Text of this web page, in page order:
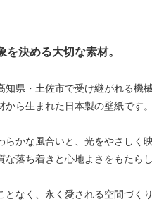
決める大切な素材。
知県・土佐市で受け継がれる機
から生まれた日本製の壁紙です。
らかな風合いと、光をやさしく
落ち着きと心地よさをもたらし
なく、永く愛される空間づくり